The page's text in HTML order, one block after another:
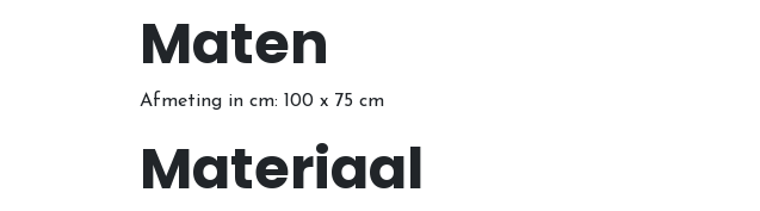
Maten
Afmeting in cm: 100 x 75 cm
Materiaal